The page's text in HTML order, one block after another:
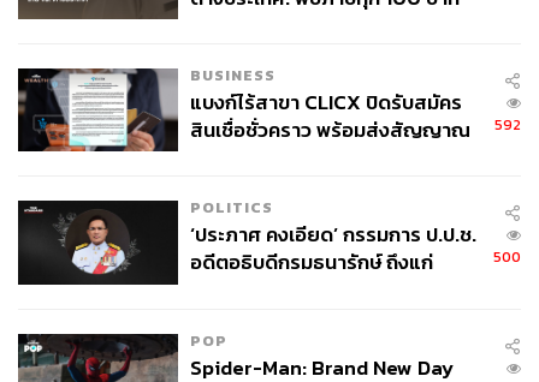
กว่าสองทศวรรษ
อ้างอิง:
สามารถติดตาม THE STANDARD WEALTH
ผ่านแอปพลิเคชันต่างๆ ที่คุณสะดวกหรือใช้งานอยู่แล้วได้เลย
BUSINESS
แบงก์ไร้สาขา CLICX ปิดรับสมัคร
สินเชื่อชั่วคราว พร้อมส่งสัญญาณ
592
POLITICS
‘ประภาศ คงเอียด’ กรรมการ ป.ป.ช.
อดีตอธิบดีกรมธนารักษ์ ถึงแก่
500
POP
Spider-Man: Brand New Day